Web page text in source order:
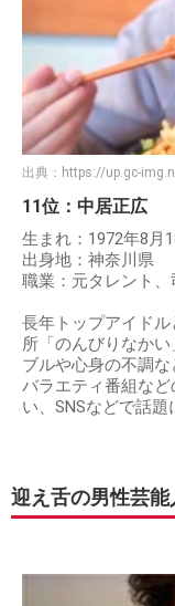
出典： https://up.gc-
11位：中居正広
生まれ：1972年8月
出身地：神奈川県
職業：元タレント
長年トップアイド
所「のんびりなか
ブルや心身の不調な
バラエティ番組な
い、SNSなどで話題
迎え舌の男性芸